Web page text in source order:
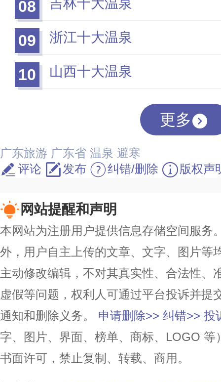
08 吉林十大温泉
09 浙江十大温泉
10 山西十大温泉
更多
广东旅游 广东省 温泉 避寒
评论
发布 纠错/删除 版权声
网站提醒和声明
本网站为注册用户提供信息存储空间服务
外，用户自主上传的文章、文字、图片等
主动修改编辑，不对其真实性、合法性、
虚假等问题，权利人可通过平台投诉并提
通知和删除义务。
申请删除>> 纠错>> 投
字、图片、界面、榜单、商标、LOGO
书面许可，禁止复制、转载、商用。